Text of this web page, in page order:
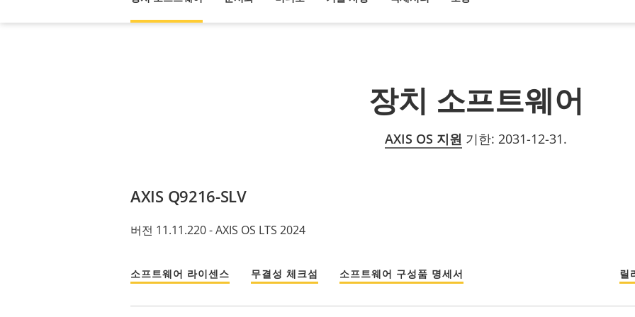
장치 소프트웨어
AXIS OS 지원 기한: 2031-12-31.
AXIS Q9216-SLV
버전 11.11.220 - AXIS OS LTS 2024
소프트웨어 라이센스 무결성 체크섬 소프트웨어 구성품 명세서 릴